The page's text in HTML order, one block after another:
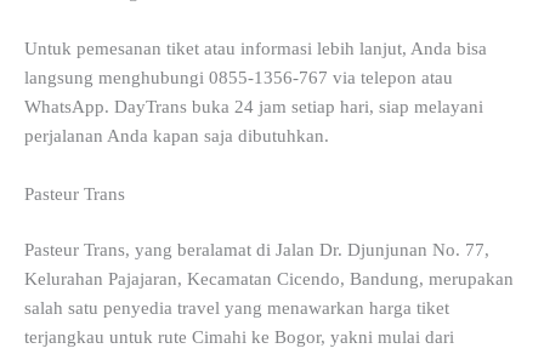
Untuk pemesanan tiket atau informasi lebih lanjut, Anda bisa
langsung menghubungi 0855-1356-767 via telepon atau
WhatsApp. DayTrans buka 24 jam setiap hari, siap melayani
perjalanan Anda kapan saja dibutuhkan.
Pasteur Trans
Pasteur Trans, yang beralamat di Jalan Dr. Djunjunan No. 77,
Kelurahan Pajajaran, Kecamatan Cicendo, Bandung, merupakan
salah satu penyedia travel yang menawarkan harga tiket
terjangkau untuk rute Cimahi ke Bogor, yakni mulai dari